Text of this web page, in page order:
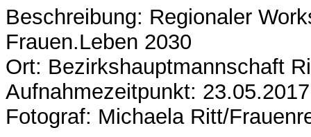
Beschreibung: Regionaler
Frauen.Leben 2030
Ort: Bezirkshauptmannschaft
Aufnahmezeitpunkt: 23.05.2017
Fotograf: Michaela Ritt/